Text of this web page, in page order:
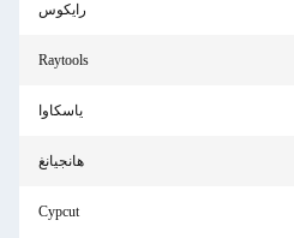
رايكوس
Raytools
ياسكاوا
هانجيانغ
Cypcut